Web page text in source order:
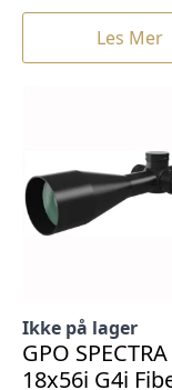
Les Mer
Ikke på lager
GPO
18x56i G4i